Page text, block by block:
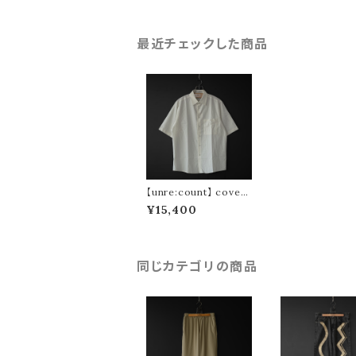
最近チェックした商品
【unre:count】 covere
d buttons shirts (whi
te)
¥15,400
同じカテゴリの商品